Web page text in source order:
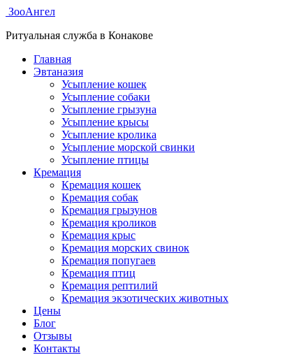
ЗооАнгел
Ритуальная служба в Конакове
Главная
Эвтаназия
Усыпление кошек
Усыпление собаки
Усыпление грызуна
Усыпление крысы
Усыпление кролика
Усыпление морской свинки
Усыпление птицы
Кремация
Кремация кошек
Кремация собак
Кремация грызунов
Кремация кроликов
Кремация крыс
Кремация морских свинок
Кремация попугаев
Кремация птиц
Кремация рептилий
Кремация экзотических животных
Цены
Блог
Отзывы
Контакты